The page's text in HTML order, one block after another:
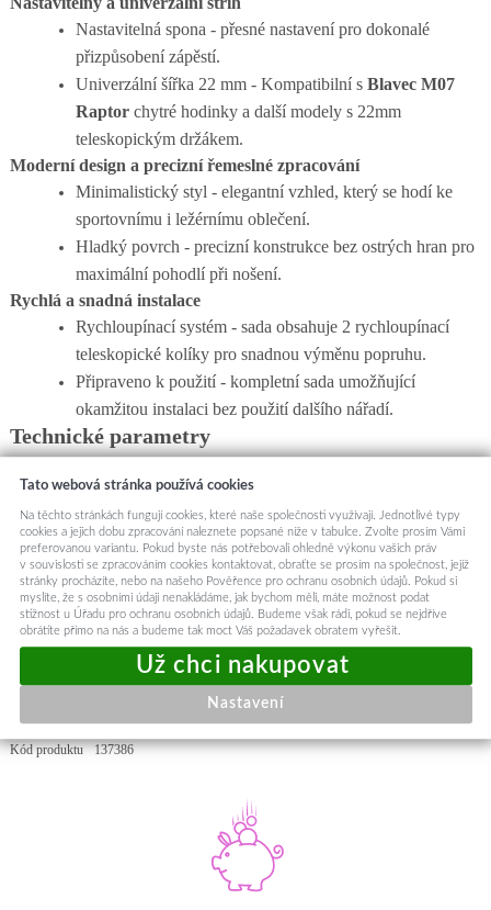
Nastavitelná spona - přesné nastavení pro dokonalé
přizpůsobení zápěstí.
Univerzální šířka 22 mm - Kompatibilní s Blavec M07
Raptorchytré hodinky a další modely s 22mm
teleskopickým držákem.
Moderní design a precizní řemeslné zpracování
Minimalistický styl - elegantní vzhled, který se hodí ke
sportovnímu i ležérnímu oblečení.
Hladký povrch - precizní konstrukce bez ostrých hran pro
maximální pohodlí při nošení.
Rychlá a snadná instalace
Rychloupínací systém - sada obsahuje 2 rychloupínací
teleskopické kolíky pro snadnou výměnu popruhu.
Připraveno k použití - kompletní sada umožňující
okamžitou instalaci bez použití dalšího nářadí.
Technické parametry
Šířka:22 mm
Barva:Černá
Kompatibilita:Blavec M07 Raptor a další hodinky s 22mm
teleskopickým držákem
Spona:Nastavitelná
Výhody produktu
Pohodlné nošení po celý den díky měkkému silikonu.
Odolnost vůči vlhkosti a potu pro aktivní životní styl.
Univerzální design, který se hodí k jakémukoliv outfitu.
Snadná instalace bez potřeby nářadí.
Kód produktu 137386
Tato webová stránka používá cookies
Na těchto stránkách fungují cookies, které naše společnosti využívají. Jednotlivé typy
cookies a jejich dobu zpracování naleznete popsané níže v tabulce. Zvolte prosím Vámi
preferovanou variantu. Pokud byste nás potřebovali ohledně výkonu vašich práv
v souvislosti se zpracováním cookies kontaktovat, obraťte se prosím na společnost, jejíž
stránky procházíte, nebo na našeho Pověřence pro ochranu osobních údajů. Pokud si
myslíte, že s osobními údaji nenakládáme, jak bychom měli, máte možnost podat
stížnost u Úřadu pro ochranu osobních údajů. Budeme však rádi, pokud se nejdříve
obrátíte přímo na nás a budeme tak moct Váš požadavek obratem vyřešit.
Nastavení